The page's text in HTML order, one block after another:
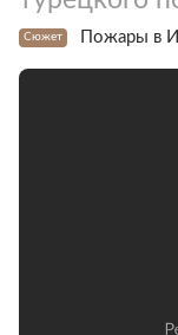
Сюжет Пожары в